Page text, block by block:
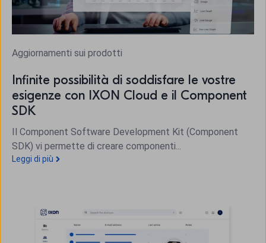
Aggiornamenti sui prodotti
Infinite possibilità di soddisfare le vostre
esigenze con IXON Cloud e il Component
SDK
Il Component Software Development Kit (Component
SDK) vi permette di creare componenti...
Leggi di più